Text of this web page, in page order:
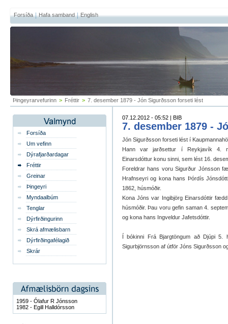
Forsíða Hafa samband English
Þingeyrarvefurinn > Fréttir > 7. desember 1879 - Jón Sigurðsson forseti lést
Forsíða
Um vefinn
Dýrafjarðardagar
Fréttir
Greinar
Þingeyri
Myndaalbúm
Tenglar
Dýrfirðingurinn
Skrá afmælisbarn
Dýrfirðingafélagið
Skrár
1959 - Ólafur R Jónsson
1982 - Egill Halldórsson
07.12.2012 - 05:52 | BIB
7. desember 1879 -
Jón Sigurðsson forseti lést í
Hann var jarðsettur í Reykjavík 4.
Einarsdóttur konu sinni, sem lést 16.
Foreldrar hans voru Sigurður Jónsson
Hrafnseyri og kona hans Þórdís
1862, húsmóðir.
Kona Jóns var Ingibjörg Einarsdóttir
húsmóðir. Þau voru gefin saman 4.
og kona hans Ingveldur Jafetsdóttir.
Í bókinni Frá Bjargtöngum að Djúpi
Sigurbjörnsson af útför Jóns Sigurðsson